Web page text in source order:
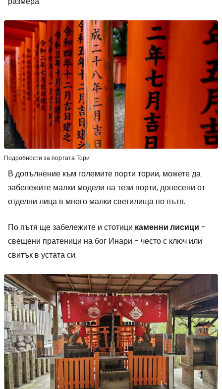
Подробности за портата Тори
В допълнение към големите порти тории, можете да
забележите малки модели на тези порти, донесени от
отделни лица в много малки светилища по пътя.
По пътя ще забележите и стотици каменни лисици -
свещени пратеници на бог Инари - често с ключ или
свитък в устата си.